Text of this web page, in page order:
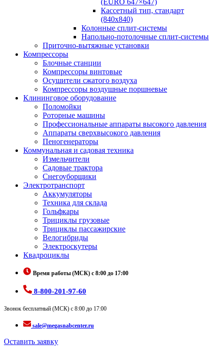
(EURO 647×647)
Кассетный тип, стандарт
(840х840)
Колонные сплит-системы
Напольно-потолочные сплит-системы
Приточно-вытяжные установки
Компрессоры
Блочные станции
Компрессоры винтовые
Осушители сжатого воздуха
Компрессоры воздушные поршневые
Клининговое оборудование
Поломойки
Роторные машины
Профессиональные аппараты высокого давления
Аппараты сверхвысокого давления
Пеногенераторы
Коммунальная и садовая техника
Измельчители
Садовые трактора
Снегоуборщики
Электротранспорт
Аккумуляторы
Техника для склада
Гольфкары
Трициклы грузовые
Трициклы пассажирские
Велогибриды
Электроскутеры
Квадроциклы
Время работы (МСК) с 8:00 до 17:00
8-800-201-97-60
Звонок бесплатный (МСК) с 8:00 до 17:00
sale@megasnabcenter.ru
Оставить заявку